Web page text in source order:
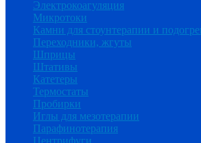
Электрокоагуляция
Микротоки
Камни для стоунтерапии и
Переходники, жгуты
Шприцы
Штативы
Катетеры
Термостаты
Пробирки
Иглы для мезотерапии
Парафинотерапия
Центрифуги